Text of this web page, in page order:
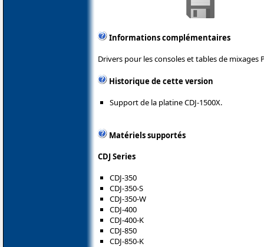
Informations complémentaires
Drivers pour les consoles et tables de mixages
Historique de cette version
Support de la platine CDJ-1500X.
Matériels supportés
CDJ Series
CDJ-350
CDJ-350-S
CDJ-350-W
CDJ-400
CDJ-400-K
CDJ-850
CDJ-850-K